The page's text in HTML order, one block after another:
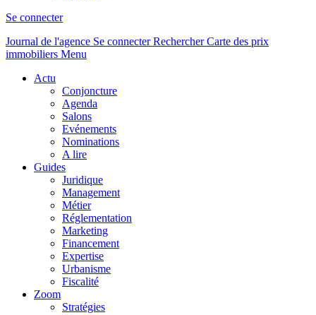
Se connecter
Journal de l'agence Se connecterRechercher Carte des prix
immobiliers Menu
Actu
Conjoncture
Agenda
Salons
Evénements
Nominations
A lire
Guides
Juridique
Management
Métier
Réglementation
Marketing
Financement
Expertise
Urbanisme
Fiscalité
Zoom
Stratégies